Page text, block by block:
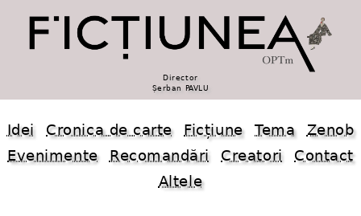
Director
Șerban PAVLU
Idei Cronica de carte Ficțiune Tema
Zenob
Evenimente
Recomandări Creatori
Contact
Altele